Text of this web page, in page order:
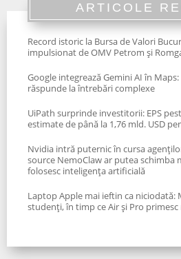
ARTICOLE
Record istoric la Bursa de Valori
impulsionat de OMV Petrom și
Google integrează Gemini AI în
răspunde la întrebări complexe
UiPath surprinde investitorii: EPS
estimate de până la 1,76 mld. USD
Nvidia intră puternic în cursa
source NemoClaw ar putea schimba
folosesc inteligența artificială
Laptop Apple mai ieftin ca niciodată:
studenți, în timp ce Air și Pro